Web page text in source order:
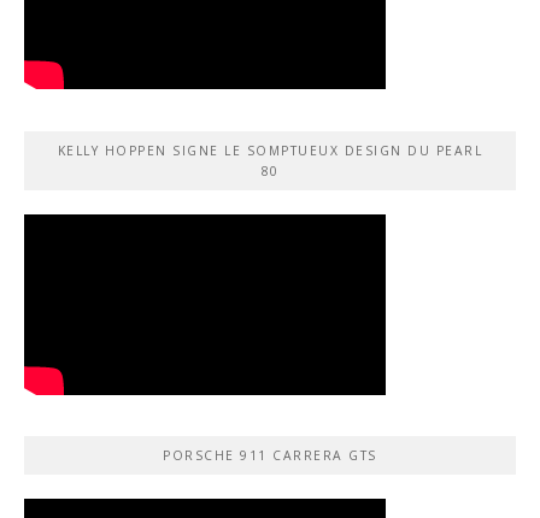
KELLY HOPPEN SIGNE LE SOMPTUEUX DESIGN DU PEARL
80
PORSCHE 911 CARRERA GTS